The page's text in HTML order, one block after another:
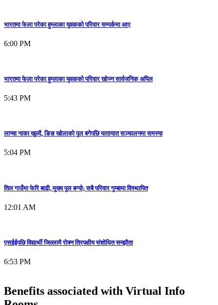
भारतमा फेला परेका हुम्लाका युवकको परिवार सम्पर्कमा आए
6:00 PM
भारतमा फेला परेका हुम्लाका युवकको परिवार खोज्न सार्वजनिक अपिल
5:43 PM
लाप्चा नाका खुल्दै, ङिङ खोलाको पुल बगेपछि यातायात सञ्चालनमा समस्या
5:04 PM
तिल गाउँमा फेरि बाढी, मुख्य पुल बग्यो; सबै परिवार गुम्बामा विस्थापित
12:01 AM
एसईईपछि विद्यार्थी जिल्लामै रोक्न त्रिपक्षीय संशोधित सम्झौता
6:53 PM
Benefits associated with Virtual Info